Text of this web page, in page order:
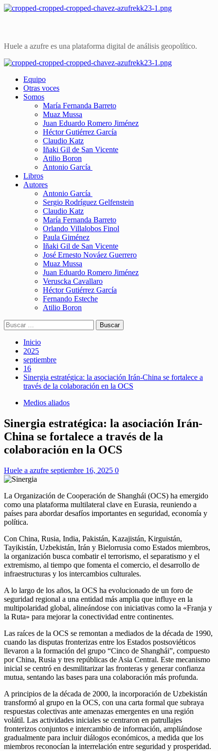
Saltar
Huele a azufre es una plataforma digital de análisis geopolítico.
Primary
Equipo
Otras voces
Somos
María Fernanda Barreto
Muaz Mussa
Juan Eduardo Romero Jiménez
Héctor Gutiérrez García
Claudio Katz
Iñaki Gil de San Vicente
Atilio Boron
Antonio García
Libros
Autores
Antonio García
Sergio Rodríguez Gelfenstein
Claudio Katz
María Fernanda Barreto
Orlando Villalobos Finol
Paula Giménez
Iñaki Gil de San Vicente
José Ernesto Nováez Guerrero
Muaz Mussa
Juan Eduardo Romero Jiménez
Veruscka Cavallaro
Héctor Gutiérrez García
Fernando Esteche
Atilio Boron
Buscar:
Inicio
2025
septiembre
16
Sinergia estratégica: la asociación Irán-China se fortalece a
través de la colaboración en la OCS
Medios aliados
Sinergia estratégica: la asociación Irán-
China se fortalece a través de la
colaboración en la OCS
Huele a azufre septiembre 16, 2025 0
La Organización de Cooperación de Shanghái (OCS) ha emergido
como una plataforma multilateral clave en Eurasia, reuniendo a
países para abordar desafíos importantes en seguridad, economía y
política.
Con China, Rusia, India, Pakistán, Kazajistán, Kirguistán,
Tayikistán, Uzbekistán, Irán y Bielorrusia como Estados miembros,
la organización busca combatir el terrorismo, el separatismo y el
extremismo, al tiempo que fomenta el comercio, el desarrollo de
infraestructuras y los intercambios culturales.
A lo largo de los años, la OCS ha evolucionado de un foro de
seguridad regional a una entidad más amplia que influye en la
multipolaridad global, alineándose con iniciativas como la «Franja y
la Ruta» para mejorar la conectividad entre continentes.
Las raíces de la OCS se remontan a mediados de la década de 1990,
cuando las disputas fronterizas entre los Estados postsoviéticos
llevaron a la formación del grupo “Cinco de Shanghái”, compuesto
por China, Rusia y tres repúblicas de Asia Central. Este mecanismo
inicial se centró en desmilitarizar las fronteras y generar confianza
mutua, sentando las bases para una colaboración más profunda.
A principios de la década de 2000, la incorporación de Uzbekistán
transformó al grupo en la OCS, con una carta formal que subraya
respuestas colectivas ante amenazas emergentes en una región
volátil. Las actividades iniciales se centraron en patrullajes
fronterizos conjuntos e intercambio de información, ampliándose
gradualmente para incluir diálogos económicos, a medida que los
miembros reconocían la interrelación entre seguridad y prosperidad.